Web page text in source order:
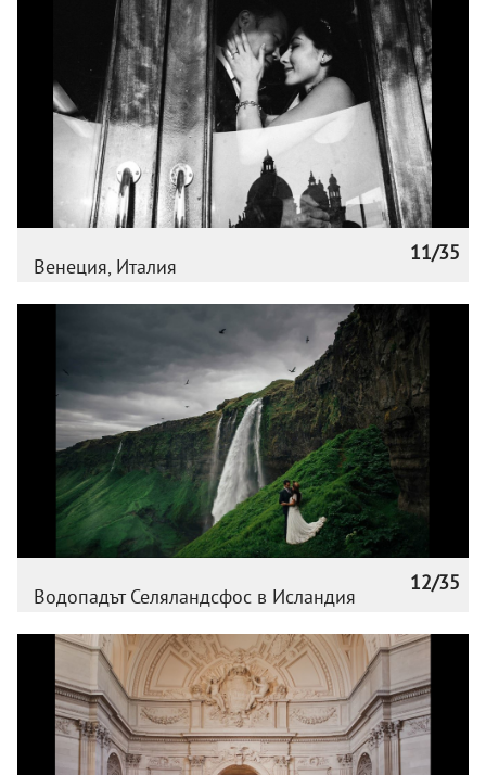
11/35
Венеция, Италия
12/35
Водопадът Селяландсфос в Исландия